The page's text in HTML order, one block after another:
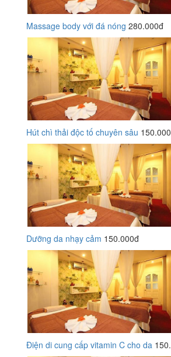
Massage body với đá nóng 280.000đ
Hút chì thải độc tố chuyên sâu
Dưỡng da nhạy cảm 150.000đ
Điện di cung cấp vitamin C cho da